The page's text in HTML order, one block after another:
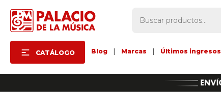
CATÁLOGO Blog Marcas Últimos ingresos